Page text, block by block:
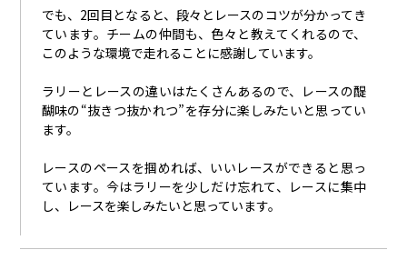
でも、 2回目となると、段々とレースのコツが分かってき
ています。チームの仲間も、色々と教えてくれるので、
このような環境で走れることに感謝しています。
ラリーとレースの違いはたくさんあるので、レースの醍
醐味の“抜きつ抜かれつ”を存分に楽しみたいと思ってい
ます。
レースのペースを掴めれば、いいレースができると思っ
ています。今はラリーを少しだけ忘れて、レースに集中
し、レースを楽しみたいと思っています。